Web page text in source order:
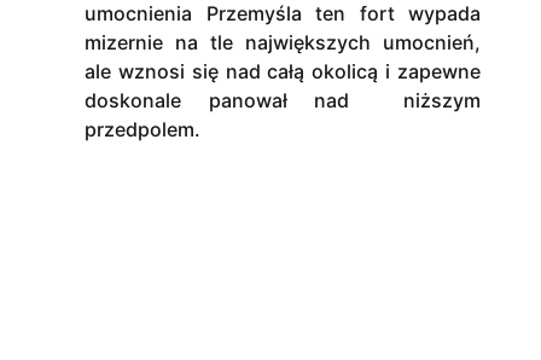
umocnienia Przemyśla ten fort wypada
mizernie na tle największych umocnień,
ale wznosi się nad całą okolicą i zapewne
doskonale panował nad niższym
przedpolem.